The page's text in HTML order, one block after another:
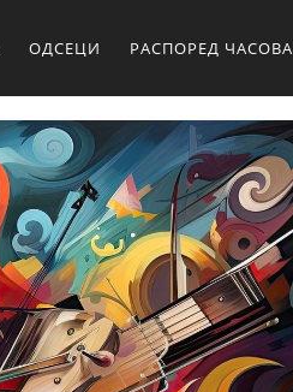
ОДСЕЦИ РАСПОРЕД ЧАСОВА